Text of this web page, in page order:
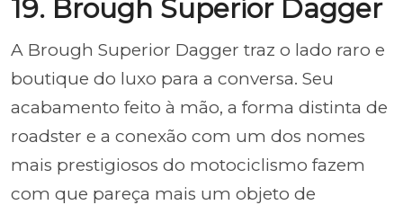
19. Brough Superior Dagger
A Brough Superior Dagger traz o lado raro e
boutique do luxo para a conversa. Seu
acabamento feito à mão, a forma distinta de
roadster e a conexão com um dos nomes
mais prestigiosos do motociclismo fazem
com que pareça mais um objeto de